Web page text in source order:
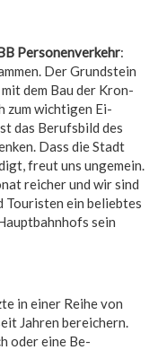
Personenverkehr:
Der Grundstein
dem Bau der Kron­
zum wichtigen Ei­
das Berufsbild des
Dass die Stadt
freut uns un­gemein.
reicher und wir sind
Touristen ein belieb­tes
sein
in einer Reihe von
Jahren bereichern.
oder eine Be­